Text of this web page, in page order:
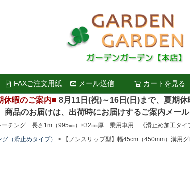
FAXご注文用紙 メール送信 カートを見る
検索
休暇のご案内■ 8月11日(祝)～16日(日)まで、夏期休
のお届けは、出荷時にお届けするご案内メール
ーチング 長さ1m（995㎜）×32㎜厚 乗用車用 《滑止め加工タイ
（滑止めタイプ） 【ノンスリップ型】幅45cm（450mm）溝